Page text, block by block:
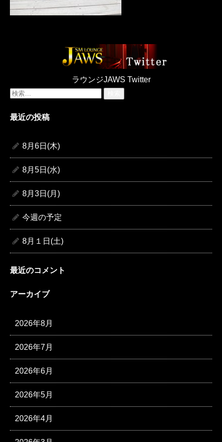
ラウンジJAWS Twitter
検
最近の投稿
8月6日(木)
8月5日(水)
8月3日(月)
今週の予定
8月１日(土)
最近のコメント
アーカイブ
2026年8月
2026年7月
2026年6月
2026年5月
2026年4月